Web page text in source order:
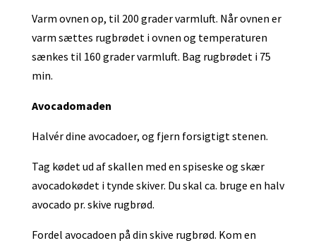
Varm ovnen op, til 200 grader varmluft. Når ovnen er
varm sættes rugbrødet i ovnen og temperaturen
sænkes til 160 grader varmluft. Bag rugbrødet i 75
min.
Avocadomaden
Halvér dine avocadoer, og fjern forsigtigt stenen.
Tag kødet ud af skallen med en spiseske og skær
avocadokødet i tynde skiver. Du skal ca. bruge en halv
avocado pr. skive rugbrød.
Fordel avocadoen på din skive rugbrød. Kom en